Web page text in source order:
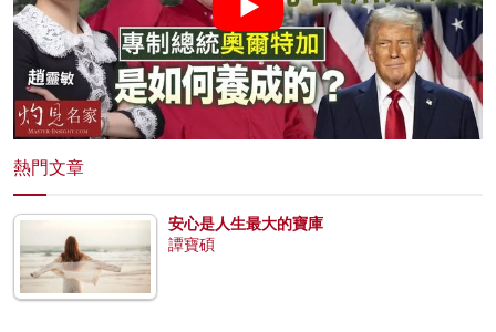
熱門文章
安心是人生最大的寶庫
譚寶碩